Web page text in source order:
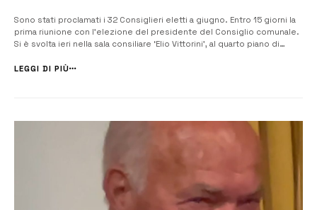
Sono stati proclamati i 32 Consiglieri eletti a giugno. Entro 15 giorni la
prima riunione con l’elezione del presidente del Consiglio comunale.
Si è svolta ieri nella sala consiliare ‘Elio Vittorini’, al quarto piano di
comunali eletti nella tornata amministrativa del 28 e 29 magg...
LEGGI DI PIÙ